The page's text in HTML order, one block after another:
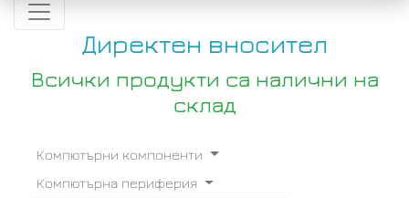
Директен вносител
Всички продукти са налични на
склад
Компютърни компоненти
Компютърна периферия